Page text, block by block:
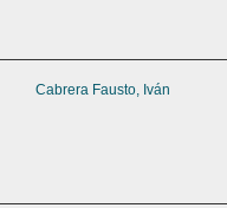
Cabrera Fausto, Iván